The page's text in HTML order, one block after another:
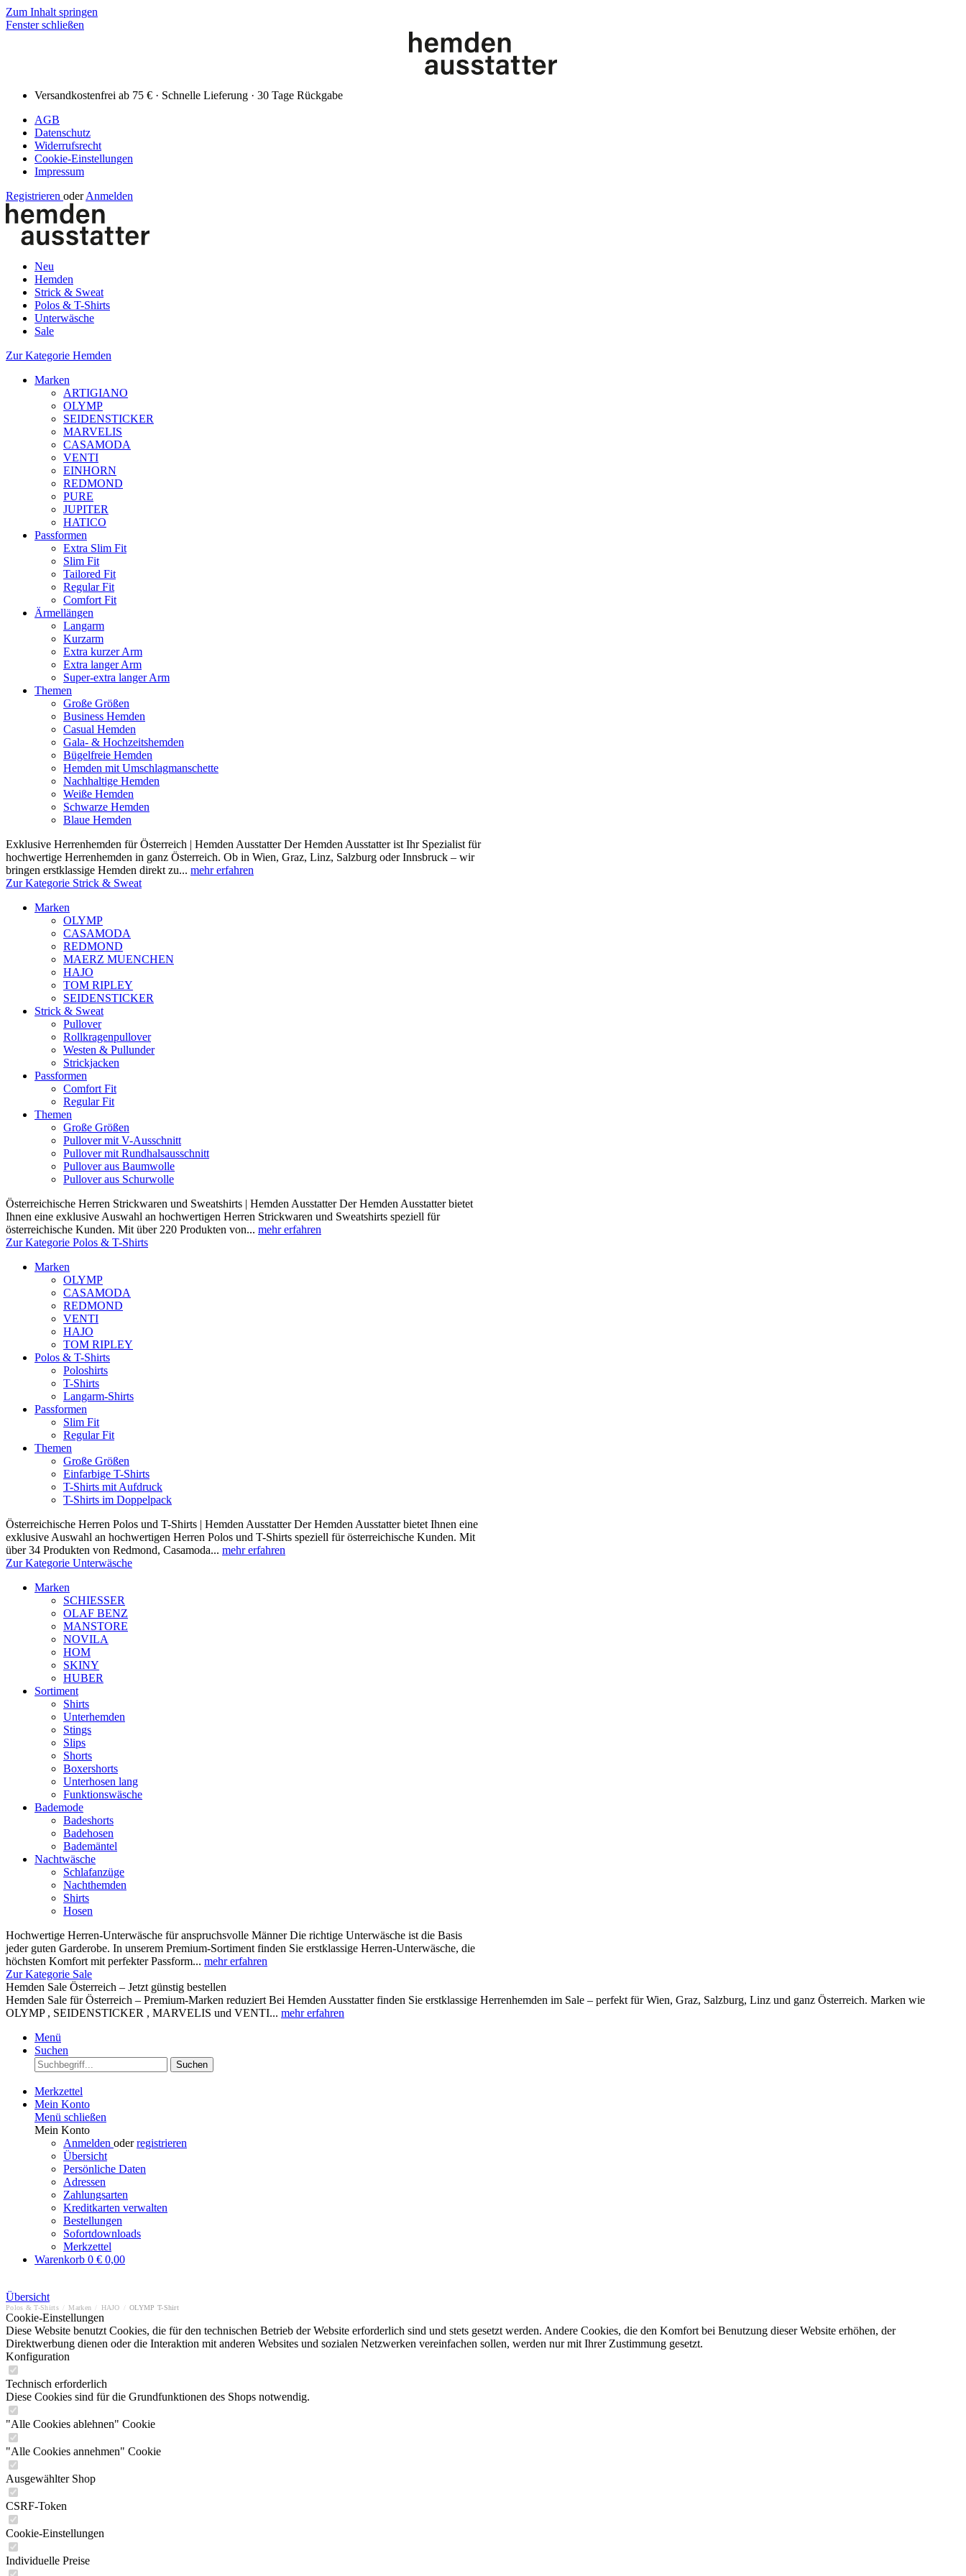
Zum Inhalt springen
Fenster schließen
Versandkostenfrei ab 75 € · Schnelle Lieferung · 30 Tage Rückgabe
AGB
Datenschutz
Widerrufsrecht
Cookie-Einstellungen
Impressum
Registrieren oder Anmelden
Neu
Hemden
Strick & Sweat
Polos & T-Shirts
Unterwäsche
Sale
Zur Kategorie Hemden
Marken
ARTIGIANO
OLYMP
SEIDENSTICKER
MARVELIS
CASAMODA
VENTI
EINHORN
REDMOND
PURE
JUPITER
HATICO
Passformen
Extra Slim Fit
Slim Fit
Tailored Fit
Regular Fit
Comfort Fit
Ärmellängen
Langarm
Kurzarm
Extra kurzer Arm
Extra langer Arm
Super-extra langer Arm
Themen
Große Größen
Business Hemden
Casual Hemden
Gala- & Hochzeitshemden
Bügelfreie Hemden
Hemden mit Umschlagmanschette
Nachhaltige Hemden
Weiße Hemden
Schwarze Hemden
Blaue Hemden
Exklusive Herrenhemden für Österreich | Hemden Ausstatter Der Hemden Ausstatter ist Ihr Spezialist für
hochwertige Herrenhemden in ganz Österreich. Ob in Wien, Graz, Linz, Salzburg oder Innsbruck – wir
bringen erstklassige Hemden direkt zu... mehr erfahren
Zur Kategorie Strick & Sweat
Marken
OLYMP
CASAMODA
REDMOND
MAERZ MUENCHEN
HAJO
TOM RIPLEY
SEIDENSTICKER
Strick & Sweat
Pullover
Rollkragenpullover
Westen & Pullunder
Strickjacken
Passformen
Comfort Fit
Regular Fit
Themen
Große Größen
Pullover mit V-Ausschnitt
Pullover mit Rundhalsausschnitt
Pullover aus Baumwolle
Pullover aus Schurwolle
Österreichische Herren Strickwaren und Sweatshirts | Hemden Ausstatter Der Hemden Ausstatter bietet
Ihnen eine exklusive Auswahl an hochwertigen Herren Strickwaren und Sweatshirts speziell für
österreichische Kunden. Mit über 220 Produkten von... mehr erfahren
Zur Kategorie Polos & T-Shirts
Marken
OLYMP
CASAMODA
REDMOND
VENTI
HAJO
TOM RIPLEY
Polos & T-Shirts
Poloshirts
T-Shirts
Langarm-Shirts
Passformen
Slim Fit
Regular Fit
Themen
Große Größen
Einfarbige T-Shirts
T-Shirts mit Aufdruck
T-Shirts im Doppelpack
Österreichische Herren Polos und T-Shirts | Hemden Ausstatter Der Hemden Ausstatter bietet Ihnen eine
exklusive Auswahl an hochwertigen Herren Polos und T-Shirts speziell für österreichische Kunden. Mit
über 34 Produkten von Redmond, Casamoda... mehr erfahren
Zur Kategorie Unterwäsche
Marken
SCHIESSER
OLAF BENZ
MANSTORE
NOVILA
HOM
SKINY
HUBER
Sortiment
Shirts
Unterhemden
Stings
Slips
Shorts
Boxershorts
Unterhosen lang
Funktionswäsche
Bademode
Badeshorts
Badehosen
Bademäntel
Nachtwäsche
Schlafanzüge
Nachthemden
Shirts
Hosen
Hochwertige Herren-Unterwäsche für anspruchsvolle Männer Die richtige Unterwäsche ist die Basis
jeder guten Garderobe. In unserem Premium-Sortiment finden Sie erstklassige Herren-Unterwäsche, die
höchsten Komfort mit perfekter Passform... mehr erfahren
Zur Kategorie Sale
Hemden Sale Österreich – Jetzt günstig bestellen
Hemden Sale für Österreich – Premium-Marken reduziert Bei Hemden Ausstatter finden Sie erstklassige Herrenhemden im Sale – perfekt für Wien, Graz, Salzburg, Linz und ganz Österreich. Marken wie
OLYMP , SEIDENSTICKER , MARVELIS und VENTI... mehr erfahren
Menü
Suchen
Suchen
Merkzettel
Mein Konto
Menü schließen
Mein Konto
Anmelden oderregistrieren
Übersicht
Persönliche Daten
Adressen
Zahlungsarten
Kreditkarten verwalten
Bestellungen
Sofortdownloads
Merkzettel
Warenkorb 0 € 0,00
Übersicht
Polos & T-Shirts Marken HAJO OLYMP T-Shirt
Cookie-Einstellungen
Diese Website benutzt Cookies, die für den technischen Betrieb der Website erforderlich sind und stets gesetzt werden. Andere Cookies, die den Komfort bei Benutzung dieser Website erhöhen, der
Direktwerbung dienen oder die Interaktion mit anderen Websites und sozialen Netzwerken vereinfachen sollen, werden nur mit Ihrer Zustimmung gesetzt.
Konfiguration
Technisch erforderlich
Diese Cookies sind für die Grundfunktionen des Shops notwendig.
"Alle Cookies ablehnen" Cookie
"Alle Cookies annehmen" Cookie
Ausgewählter Shop
CSRF-Token
Cookie-Einstellungen
Individuelle Preise